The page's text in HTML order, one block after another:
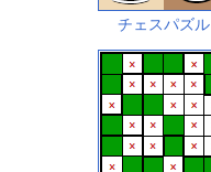
チェスパズル